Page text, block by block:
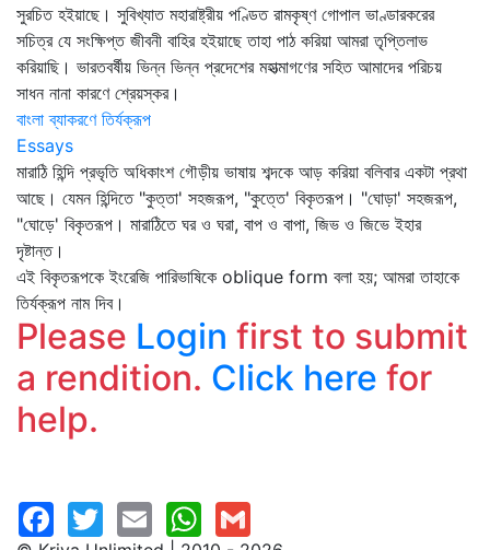
সুরচিত হইয়াছে। সুবিখ্যাত মহারাষ্ট্রীয় পণ্ডিত রামকৃষ্ণ গোপাল ভাণ্ডারকরের
সচিত্র যে সংক্ষিপ্ত জীবনী বাহির হইয়াছে তাহা পাঠ করিয়া আমরা তৃপ্তিলাভ
করিয়াছি। ভারতবর্ষীয় ভিন্ন ভিন্ন প্রদেশের মহাত্মাগণের সহিত আমাদের পরিচয়
সাধন নানা কারণে শ্রেয়স্কর।
বাংলা ব্যাকরণে তির্যক্‌রূপ
Essays
মারাঠি হিন্দি প্রভৃতি অধিকাংশ গৌড়ীয় ভাষায় শব্দকে আড় করিয়া বলিবার একটা প্রথা
আছে। যেমন হিন্দিতে "কুত্তা' সহজরূপ, "কুত্তে' বিকৃতরূপ। "ঘোড়া' সহজরূপ,
"ঘোড়ে' বিকৃতরূপ। মারাঠিতে ঘর ও ঘরা, বাপ ও বাপা, জিভ ও জিভে ইহার
দৃষ্টান্ত।
এই বিকৃতরূপকে ইংরেজি পারিভাষিকে oblique form বলা হয়; আমরা তাহাকে
তির্যক্‌রূপ নাম দিব।
Please Login first to submit
a rendition. Click here for
help.